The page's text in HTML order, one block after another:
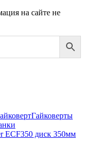
на сайте не
Гайковерты